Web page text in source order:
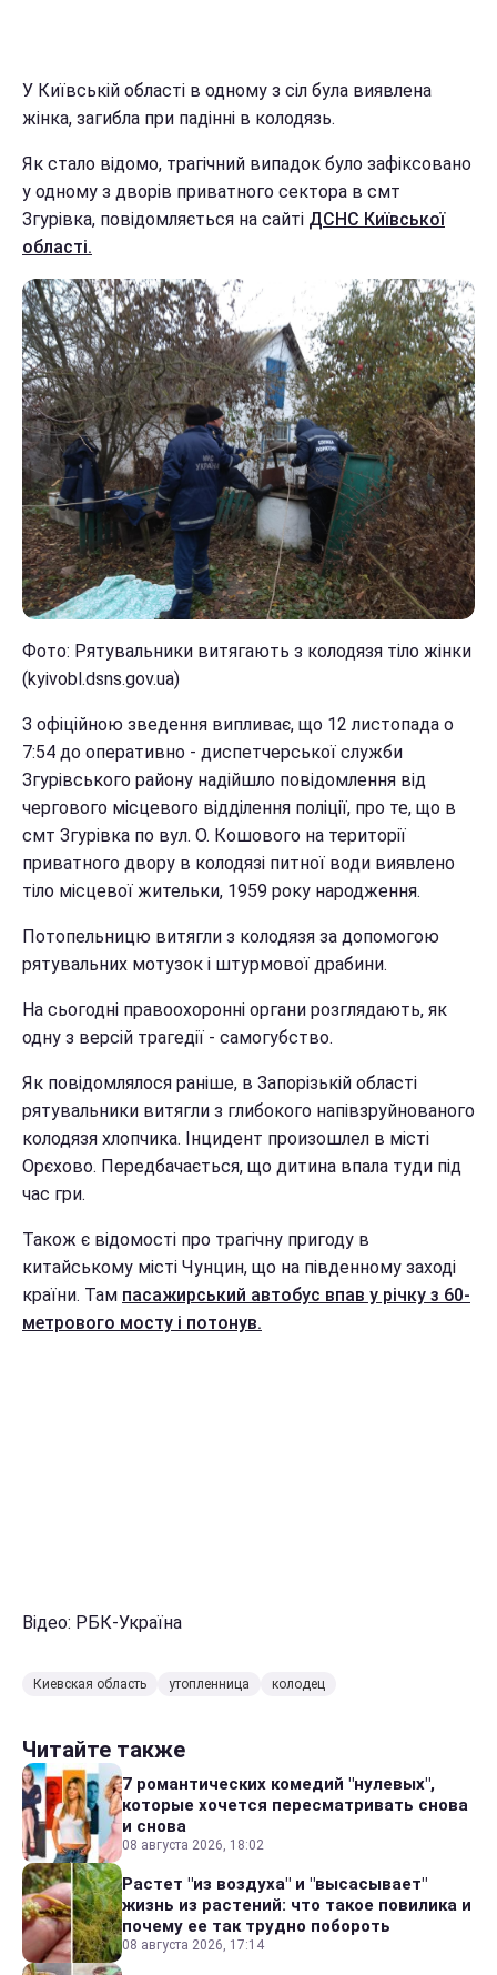
У Київській області в одному з сіл була виявлена
жінка, загибла при падінні в колодязь.
Як стало відомо, трагічний випадок було зафіксовано
у одному з дворів приватного сектора в смт
Згурівка, повідомляється на сайті ДСНС Київської
області.
Фото: Рятувальники витягають з колодязя тіло жінки
(kyivobl.dsns.gov.ua)
З офіційною зведення випливає, що 12 листопада о
7:54 до оперативно - диспетчерської служби
Згурівського району надійшло повідомлення від
чергового місцевого відділення поліції, про те, що в
смт Згурівка по вул. О. Кошового на території
приватного двору в колодязі питної води виявлено
тіло місцевої жительки, 1959 року народження.
Потопельницю витягли з колодязя за допомогою
рятувальних мотузок і штурмової драбини.
На сьогодні правоохоронні органи розглядають, як
одну з версій трагедії - самогубство.
Як повідомлялося раніше, в Запорізькій області
рятувальники витягли з глибокого напівзруйнованого
колодязя хлопчика. Інцидент произошлел в місті
Орєхово. Передбачається, що дитина впала туди під
час гри.
Також є відомості про трагічну пригоду в
китайському місті Чунцин, що на південному заході
країни. Там пасажирський автобус впав у річку з 60-
метрового мосту і потонув.
Відео: РБК-Україна
Киевская область утопленница колодец
Читайте также
7 романтических комедий "нулевых",
которые хочется пересматривать снова
и снова
08 августа 2026, 18:02
Растет "из воздуха" и "высасывает"
жизнь из растений: что такое повилика и
почему ее так трудно побороть
08 августа 2026, 17:14